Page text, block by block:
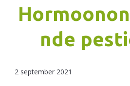
nde
2 september 2021